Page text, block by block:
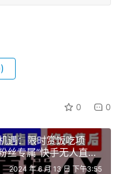
0 0
遇：限时赏饭吃项
丝专属“快手无人直播
2024 年 6 月 13 日 下午3:55